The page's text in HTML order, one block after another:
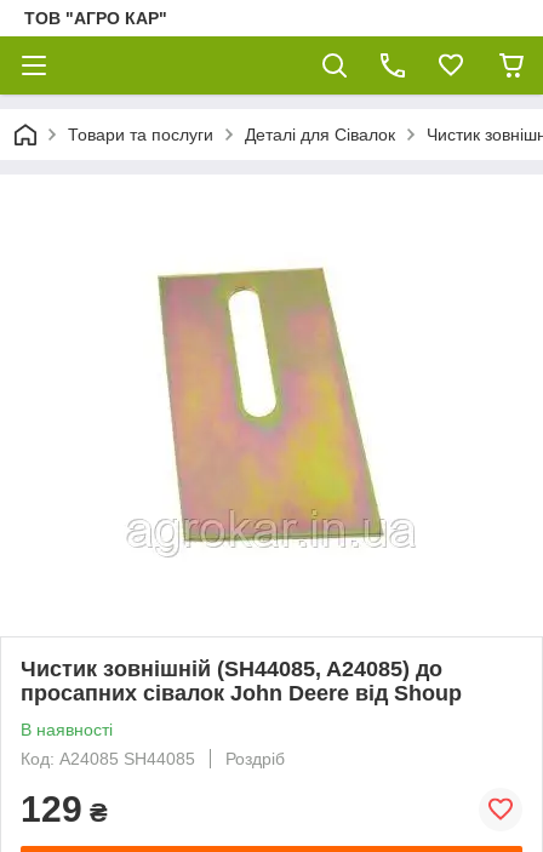
ТОВ "АГРО КАР"
Товари та послуги Деталі для Сівалок Чистик
Чистик зовнішній (SH44085, A24085) до
просапних сівалок John Deere від Shoup
В наявності
Код: A24085 SH44085
Роздріб
129 ₴